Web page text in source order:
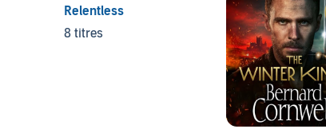
Relentless
8 titres